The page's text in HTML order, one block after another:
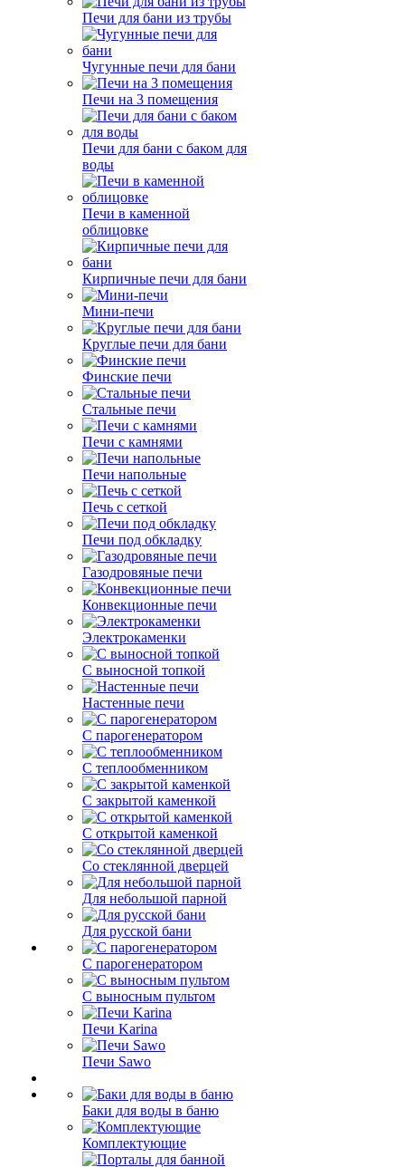
Печи для бани из трубы
Чугунные печи для бани
Печи на 3 помещения
Печи для бани с баком для
воды
Печи в каменной
облицовке
Кирпичные печи для бани
Мини-печи
Круглые печи для бани
Финские печи
Стальные печи
Печи с камнями
Печи напольные
Печь с сеткой
Печи под обкладку
Газодровяные печи
Конвекционные печи
Электрокаменки
С выносной топкой
Настенные печи
С парогенератором
С теплообменником
С закрытой каменкой
С открытой каменкой
Со стеклянной дверцей
Для небольшой парной
Для русской бани
С парогенератором
С выносным пультом
Печи Karina
Печи Sawo
Баки для воды в баню
Комплектующие